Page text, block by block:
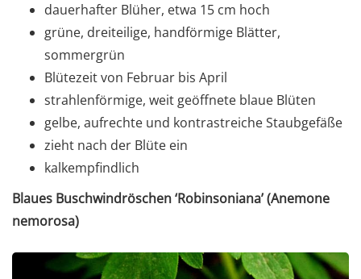
dauerhafter Blüher, etwa 15 cm hoch
grüne, dreiteilige, handförmige Blätter,
sommergrün
Blütezeit von Februar bis April
strahlenförmige, weit geöffnete blaue Blüten
gelbe, aufrechte und kontrastreiche Staubgefäße
zieht nach der Blüte ein
kalkempfindlich
Blaues Buschwindröschen ‘Robinsoniana’ (Anemone
nemorosa)